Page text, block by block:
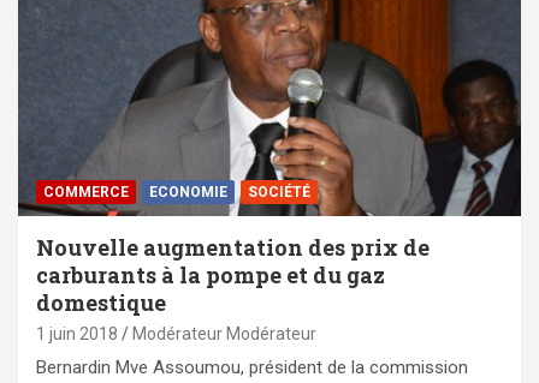
COMMERCE ECONOMIE SOCIÉTÉ
Nouvelle augmentation des prix de
carburants à la pompe et du gaz
domestique
1 juin 2018 Modérateur Modérateur
Bernardin Mve Assoumou, président de la commission